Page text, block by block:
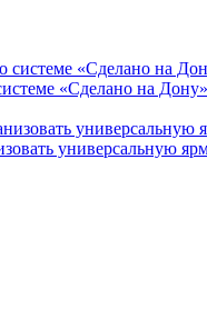
«Сделано на Дону»
универсальную